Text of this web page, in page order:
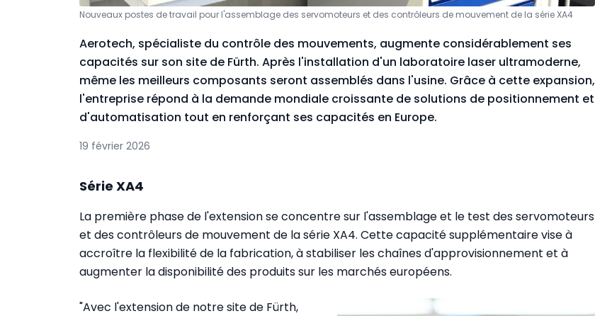
Nouveaux postes de travail pour l'assemblage des servomoteurs et des contrôleurs de mouvement de la série XA4
Aerotech, spécialiste du contrôle des mouvements, augmente considérablement ses
capacités sur son site de Fürth. Après l'installation d'un laboratoire laser ultramoderne,
même les meilleurs composants seront assemblés dans l'usine. Grâce à cette expansion,
l'entreprise répond à la demande mondiale croissante de solutions de positionnement et
d'automatisation tout en renforçant ses capacités en Europe.
19 février 2026
Série XA4
La première phase de l'extension se concentre sur l'assemblage et le test des servomoteurs
et des contrôleurs de mouvement de la série XA4. Cette capacité supplémentaire vise à
accroître la flexibilité de la fabrication, à stabiliser les chaînes d'approvisionnement et à
augmenter la disponibilité des produits sur les marchés européens.
"Avec l'extension de notre site de Fürth,